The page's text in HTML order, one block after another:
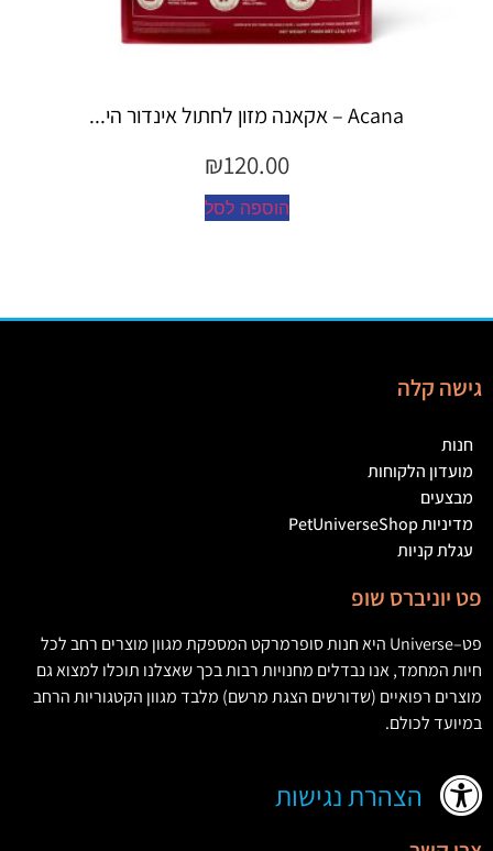
Espree – שמפו 355 מ"ל יערות ה...
גישה קלה
חנות
מועדון הלקוחות
מבצעים
מדיניות PetUniverseShop
עגלת קניות
פט יוניברס שופ
פט–
Universe היא חנות סופרמרקט המספקת מגוון מוצרים רחב לכל
חיות המחמד,אנו נבדלים מחנויות רבות בכך שאצלנו תוכלו למצוא גם
מוצרים רפואיים (שדורשים הצגת מרשם) מלבד מגוון הקטגוריות הרחב
במיועד לכולם.
הצהרת נגישות